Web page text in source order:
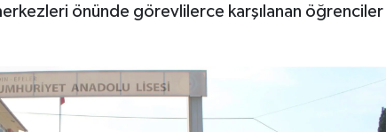
önünde görevlilerce karşılanan öğrenciler